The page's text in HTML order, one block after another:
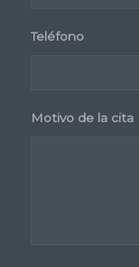
Teléfono
Motivo de la cita